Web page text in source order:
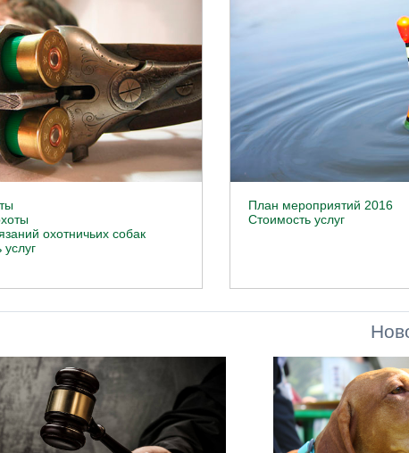
охотничьих собак
План мероприятий 2016
Стоимость услуг